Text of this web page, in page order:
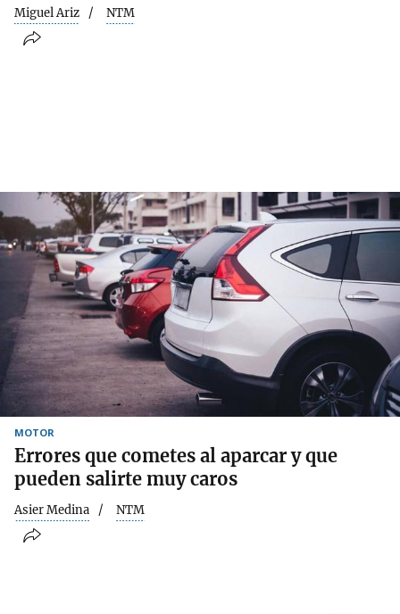
Miguel Ariz NTM
MOTOR
Errores que cometes al aparcar y que
pueden salirte muy caros
Asier Medina NTM